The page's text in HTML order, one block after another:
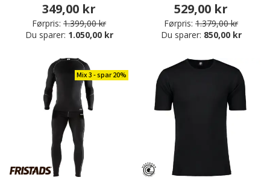
349,00 kr
Førpris: 1.399,00 kr
Du sparer: 1.050,00 kr
529,00 kr
Førpris: 1.379,00 kr
Du sparer: 850,00 kr
Mix 3 - spar 20%